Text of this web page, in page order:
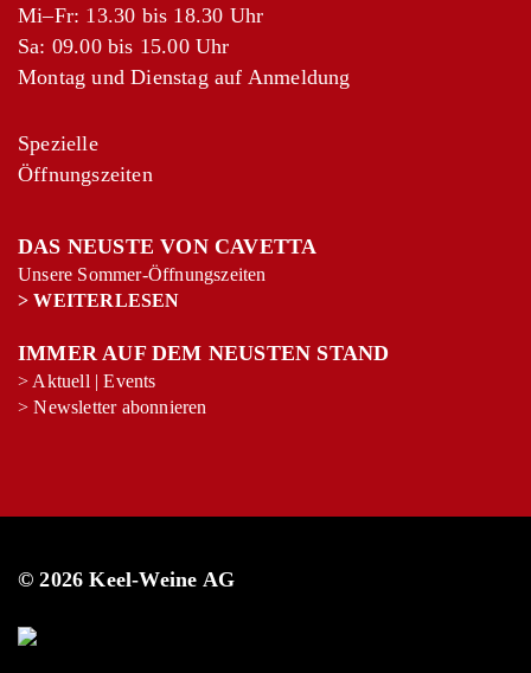
Mi–Fr: 13.30 bis 18.30 Uhr
Sa: 09.00 bis 15.00 Uhr
Montag und Dienstag auf Anmeldung
Spezielle
Öffnungszeiten
DAS NEUSTE VON CAVETTA
Unsere Sommer-Öffnungszeiten
>WEITERLESEN
IMMER AUF DEM NEUSTEN STAND
> Aktuell |Events
>Newsletter abonnieren
© 2026 Keel-Weine AG